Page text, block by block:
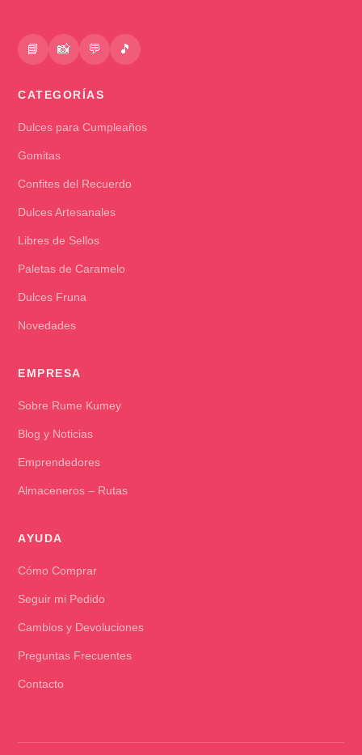
📘 📸 💬 🎵
CATEGORÍAS
Dulces para Cumpleaños
Gomitas
Confites del Recuerdo
Dulces Artesanales
Libres de Sellos
Paletas de Caramelo
Dulces Fruna
Novedades
EMPRESA
Sobre Rume Kumey
Blog y Noticias
Emprendedores
Almaceneros – Rutas
AYUDA
Cómo Comprar
Seguir mi Pedido
Cambios y Devoluciones
Preguntas Frecuentes
Contacto